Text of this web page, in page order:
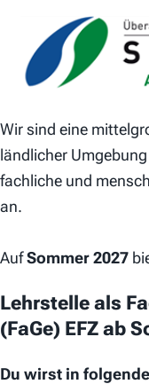
Wir sind eine
ländlicher
fachliche und
an.
AufSommer 2027
Lehrstelle als
(FaGe) EFZ ab
Du wirst in